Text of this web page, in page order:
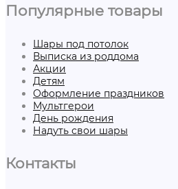
Популярные товары
Шары под потолок
Выписка из роддома
Акции
Детям
Оформление праздников
Мультгерои
День рождения
Надуть свои шары
Контакты